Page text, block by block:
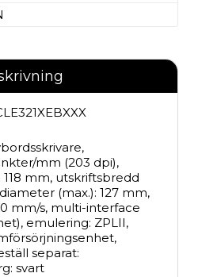
mm (203 dpi),
mm, utskriftsbredd
(max.): 127 mm,
mm/s, multi-interface
emulering: ZPLII,
separat:
svart